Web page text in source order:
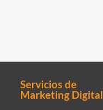
Servicios de
Marketing Digital